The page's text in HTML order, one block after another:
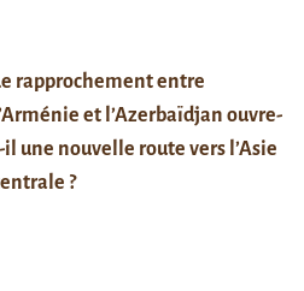
rapprochement entre
et l’Azerbaïdjan ouvre-
une nouvelle route vers l’Asie
?